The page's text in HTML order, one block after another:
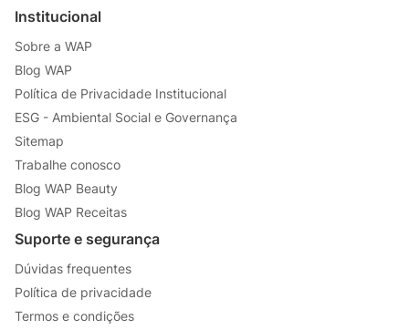
Institucional
Sobre a WAP
Blog WAP
Política de Privacidade Institucional
ESG - Ambiental Social e Governança
Sitemap
Trabalhe conosco
Blog WAP Beauty
Blog WAP Receitas
Suporte e segurança
Dúvidas frequentes
Política de privacidade
Termos e condições